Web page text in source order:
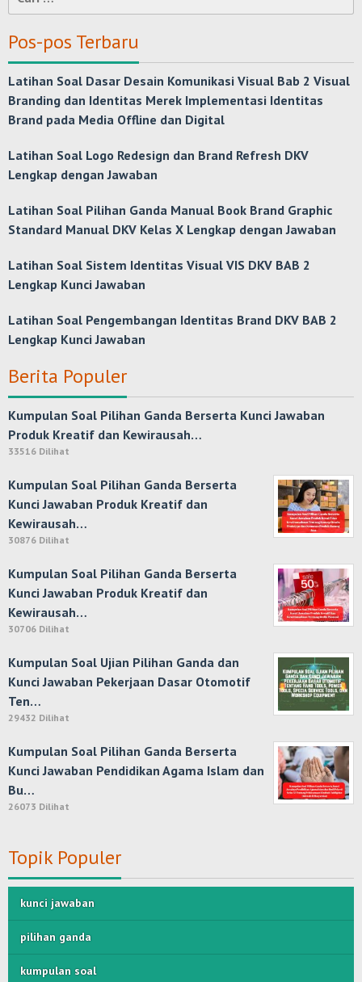
untuk:
Pos-pos Terbaru
Latihan Soal Dasar Desain Komunikasi Visual Bab 2 Visual
Branding dan Identitas Merek Implementasi Identitas
Brand pada Media Offline dan Digital
Latihan Soal Logo Redesign dan Brand Refresh DKV
Lengkap dengan Jawaban
Latihan Soal Pilihan Ganda Manual Book Brand Graphic
Standard Manual DKV Kelas X Lengkap dengan Jawaban
Latihan Soal Sistem Identitas Visual VIS DKV BAB 2
Lengkap Kunci Jawaban
Latihan Soal Pengembangan Identitas Brand DKV BAB 2
Lengkap Kunci Jawaban
Berita Populer
Kumpulan Soal Pilihan Ganda Berserta Kunci Jawaban
Produk Kreatif dan Kewirausah…
33516 Dilihat
Kumpulan Soal Pilihan Ganda Berserta
Kunci Jawaban Produk Kreatif dan
Kewirausah…
30876 Dilihat
Kumpulan Soal Pilihan Ganda Berserta
Kunci Jawaban Produk Kreatif dan
Kewirausah…
30706 Dilihat
Kumpulan Soal Ujian Pilihan Ganda dan
Kunci Jawaban Pekerjaan Dasar Otomotif
Ten…
29432 Dilihat
Kumpulan Soal Pilihan Ganda Berserta
Kunci Jawaban Pendidikan Agama Islam dan
Bu…
26073 Dilihat
Topik Populer
kunci jawaban
pilihan ganda
kumpulan soal